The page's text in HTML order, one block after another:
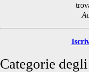
Categorie